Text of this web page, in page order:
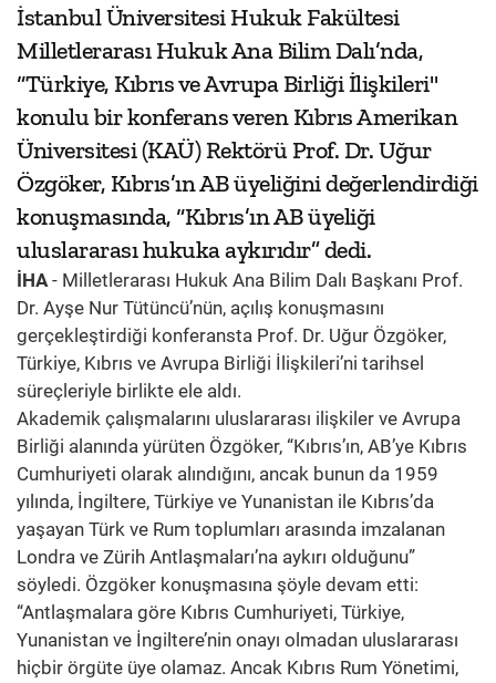
İstanbul Üniversitesi Hukuk Fakültesi
Milletlerarası Hukuk Ana Bilim Dalı’nda,
“Türkiye, Kıbrıs ve Avrupa Birliği İlişkileri"
konulu bir konferans veren Kıbrıs Amerikan
Üniversitesi (KAÜ) Rektörü Prof. Dr. Uğur
Özgöker, Kıbrıs’ın AB üyeliğini değerlendirdiği
konuşmasında, “Kıbrıs’ın AB üyeliği
uluslararası hukuka aykırıdır” dedi.
İHA- Milletlerarası Hukuk Ana Bilim Dalı Başkanı Prof.
Dr. Ayşe Nur Tütüncü’nün, açılış konuşmasını
gerçekleştirdiği konferansta Prof. Dr. Uğur Özgöker,
Türkiye, Kıbrıs ve Avrupa Birliği İlişkileri’ni tarihsel
süreçleriyle birlikte ele aldı.
Akademik çalışmalarını uluslararası ilişkiler ve Avrupa
Birliği alanında yürüten Özgöker, “Kıbrıs’ın, AB’ye Kıbrıs
Cumhuriyeti olarak alındığını, ancak bunun da 1959
yılında, İngiltere, Türkiye ve Yunanistan ile Kıbrıs’da
yaşayan Türk ve Rum toplumları arasında imzalanan
Londra ve Zürih Antlaşmaları’na aykırı olduğunu”
söyledi. Özgöker konuşmasına şöyle devam etti:
“Antlaşmalara göre Kıbrıs Cumhuriyeti, Türkiye,
Yunanistan ve İngiltere’nin onayı olmadan uluslararası
hiçbir örgüte üye olamaz. Ancak Kıbrıs Rum Yönetimi,